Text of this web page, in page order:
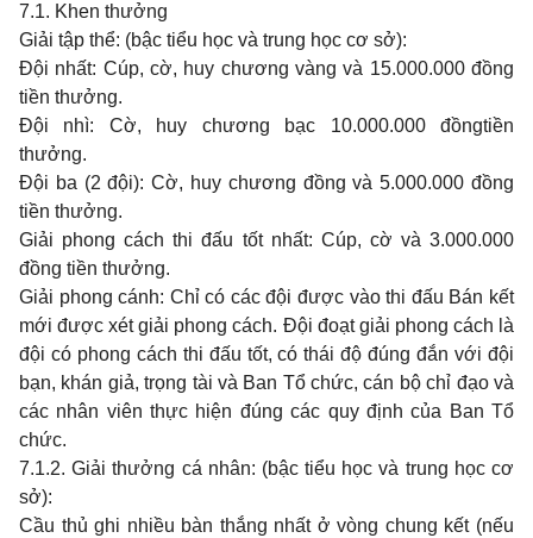
7.1. Khen thưởng
Giải tập thể: (bậc tiểu học và trung học cơ sở):
Đội nhất: Cúp, cờ, huy chương vàng và 15.000.000 đồng
tiền thưởng.
Đội nhì: Cờ, huy chương bạc 10.000.000 đồngtiền
thưởng.
Đội ba (2 đội): Cờ, huy chương đồng và 5.000.000 đồng
tiền thưởng.
Giải phong cách thi đấu tốt nhất: Cúp, cờ và 3.000.000
đồng tiền thưởng.
Giải phong cánh: Chỉ có các đội được vào thi đấu Bán kết
mới được xét giải phong cách. Đội đoạt giải phong cách là
đội có phong cách thi đấu tốt, có thái độ đúng đắn với đội
bạn, khán giả, trọng tài và Ban Tổ chức, cán bộ chỉ đạo và
các nhân viên thực hiện đúng các quy định của Ban Tổ
chức.
7.1.2. Giải thưởng cá nhân: (bậc tiểu học và trung học cơ
sở):
Cầu thủ ghi nhiều bàn thắng nhất ở vòng chung kết (nếu